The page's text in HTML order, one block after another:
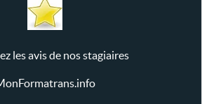
les avis de nos stagiaires